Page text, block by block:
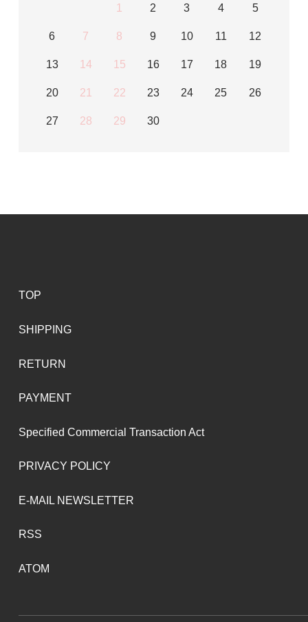
1 2 3 4 5
6 7 8 9 10 11 12
13 14 15 16 17 18 19
20 21 22 23 24 25 26
27 28 29 30
TOP
SHIPPING
RETURN
PAYMENT
Specified Commercial Transaction Act
PRIVACY POLICY
E-MAIL NEWSLETTER
RSS
ATOM